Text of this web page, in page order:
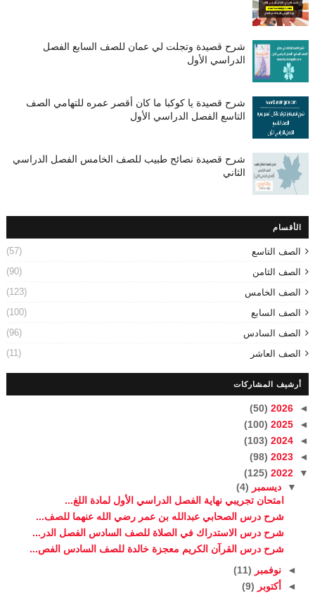
شرح قصيدة وتجلت لي عمان للصف السابع الفصل
الدراسي الأول
شرح قصيدة يا كوكبا ما كان أقصر عمره للتهامي الصف
التاسع الفصل الدراسي الأول
شرح قصيدة نصائح طبيب للصف الخامس الفصل الدراسي
الثاني
الأقسام
الصف التاسع
(57)
الصف الثامن
(90)
الصف الخامس
(123)
الصف السابع
(100)
الصف السادس
(96)
الصف العاشر
(11)
أرشيف المشاركات
◄
2026
(50)
◄
2025
(100)
◄
2024
(103)
◄
2023
(98)
▼
2022
(125)
▼ ديسمبر (4)
امتحان تجريبي نهاية الفصل الدراسي الأول لمادة اللغ...
شرح درس الصحابي عبدالله بن عمر رضي الله عنهما للصف...
شرح درس الاستدراك في الصلاة للصف السادس الفصل الدر...
شرح درس القرآن الكريم معجزة خالدة للصف السادس الفص...
◄ نوفمبر (11)
◄
أكتوبر (9)